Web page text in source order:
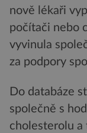
nově lékaři
počítači nebo
vyvinula
za podpory
Do databáze
společně s
cholesterolu a